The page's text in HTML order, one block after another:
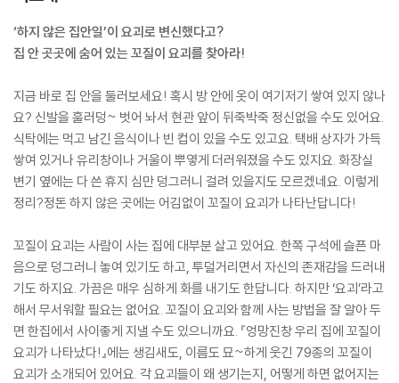
‘하지 않은 집안일’이 요괴로 변신했다고?
집 안 곳곳에 숨어 있는 꼬질이 요괴를 찾아라!
지금 바로 집 안을 둘러보세요! 혹시 방 안에 옷이 여기저기 쌓여 있지 않나
요? 신발을 훌러덩~ 벗어 놔서 현관 앞이 뒤죽박죽 정신없을 수도 있어요.
식탁에는 먹고 남긴 음식이나 빈 컵이 있을 수도 있고요. 택배 상자가 가득
쌓여 있거나 유리창이나 거울이 뿌옇게 더러워졌을 수도 있지요. 화장실
변기 옆에는 다 쓴 휴지 심만 덩그러니 걸려 있을지도 모르겠네요. 이렇게
정리?정돈 하지 않은 곳에는 어김없이 꼬질이 요괴가 나타난답니다!
꼬질이 요괴는 사람이 사는 집에 대부분 살고 있어요. 한쪽 구석에 슬픈 마
음으로 덩그러니 놓여 있기도 하고, 투덜거리면서 자신의 존재감을 드러내
기도 하지요. 가끔은 매우 심하게 화를 내기도 한답니다. 하지만 ‘요괴’라고
해서 무서워할 필요는 없어요. 꼬질이 요괴와 함께 사는 방법을 잘 알아 두
면 한집에서 사이좋게 지낼 수도 있으니까요. 『엉망진창 우리 집에 꼬질이
요괴가 나타났다!』에는 생김새도, 이름도 묘~하게 웃긴 79종의 꼬질이
요괴가 소개되어 있어요. 각 요괴들이 왜 생기는지, 어떻게 하면 없어지는